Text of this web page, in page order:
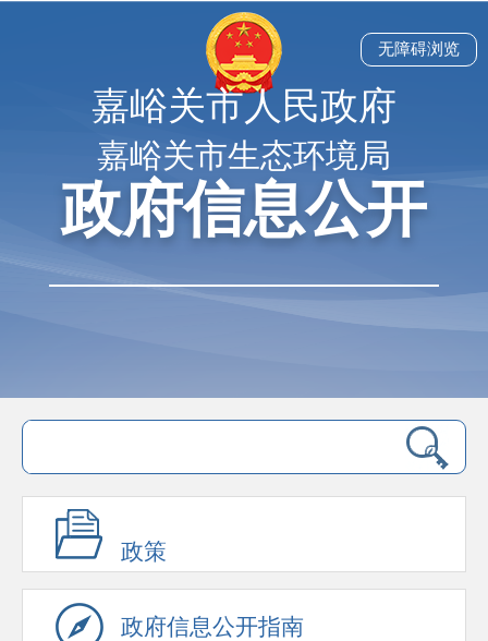
嘉峪关市人民政府
嘉峪关市生态环境局
政府信息公开
无障碍浏览
政策
政府信息公开指南